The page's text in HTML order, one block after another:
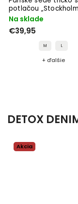
potlačou „Stockholm
Doing My Best
Na sklade
€39,95
M L
+ ďalšie
DETOX
Akcia